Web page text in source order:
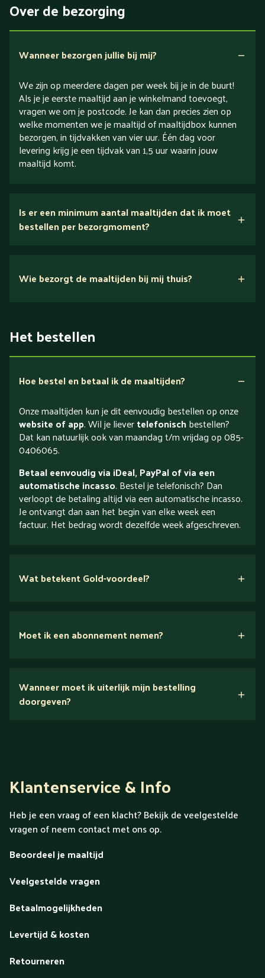
Verlaagd in koolhydraten
Verlaagd in zout
Over de bezorging
Wanneer bezorgen jullie bij mij?
We zijn op meerdere dagen per week bij je in de buurt!
Als je je eerste maaltijd aan je winkelmand toevoegt,
vragen we om je postcode. Je kan dan precies zien op
welke momenten we je maaltijd of maaltijdbox kunnen
bezorgen, in tijdvakken van vier uur. Één dag voor
levering krijg je een tijdvak van 1,5 uur waarin jouw
maaltijd komt.
Is er een minimum aantal maaltijden dat ik moet
bestellen per bezorgmoment?
Wie bezorgt de maaltijden bij mij thuis?
Het bestellen
Hoe bestel en betaal ik de maaltijden?
Onze maaltijden kun je dit eenvoudig bestellen op onze
website of app. Wil je lievertelefonischbestellen?
Dat kan natuurlijk ook van maandag t/m vrijdag op 085-
0406065.
Betaal eenvoudig via iDeal, PayPal of via een
automatische incasso. Bestel je telefonisch? Dan
verloopt de betaling altijd via een automatische incasso.
Je ontvangt dan aan het begin van elke week een
factuur. Het bedrag wordt dezelfde week afgeschreven.
Wat betekent Gold-voordeel?
Ontdek alles over Gold
Moet ik een abonnement nemen?
Wanneer moet ik uiterlijk mijn bestelling
doorgeven?
Klantenservice & Info
Heb je een vraag of een klacht? Bekijk de veelgestelde
vragen of neem contact met ons op.
Beoordeel je maaltijd
Veelgestelde vragen
Betaalmogelijkheden
Levertijd & kosten
Retourneren